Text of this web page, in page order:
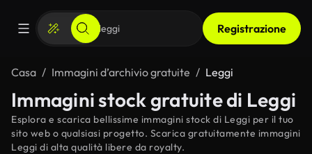
Registrazione
Casa Immagini d’archivio gratuite Leggi
Immagini stock gratuite di Leggi
Esplora e scarica bellissime immagini stock di Leggi per il tuo
sito web o qualsiasi progetto. Scarica gratuitamente immagini
Leggi di alta qualità libere da royalty.